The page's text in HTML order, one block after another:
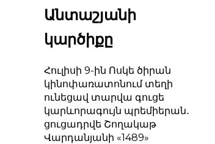
Անտաշյանի
կարծիքը
Հուլիսի 9-ին Ոսկե ծիրան
կինոփառատոնում տեղի
ունեցավ տարվա գուցե
կարևորագույն պրեմիերան․
ցուցադրվե Շողակաթ
Վարդանյանի «1489»